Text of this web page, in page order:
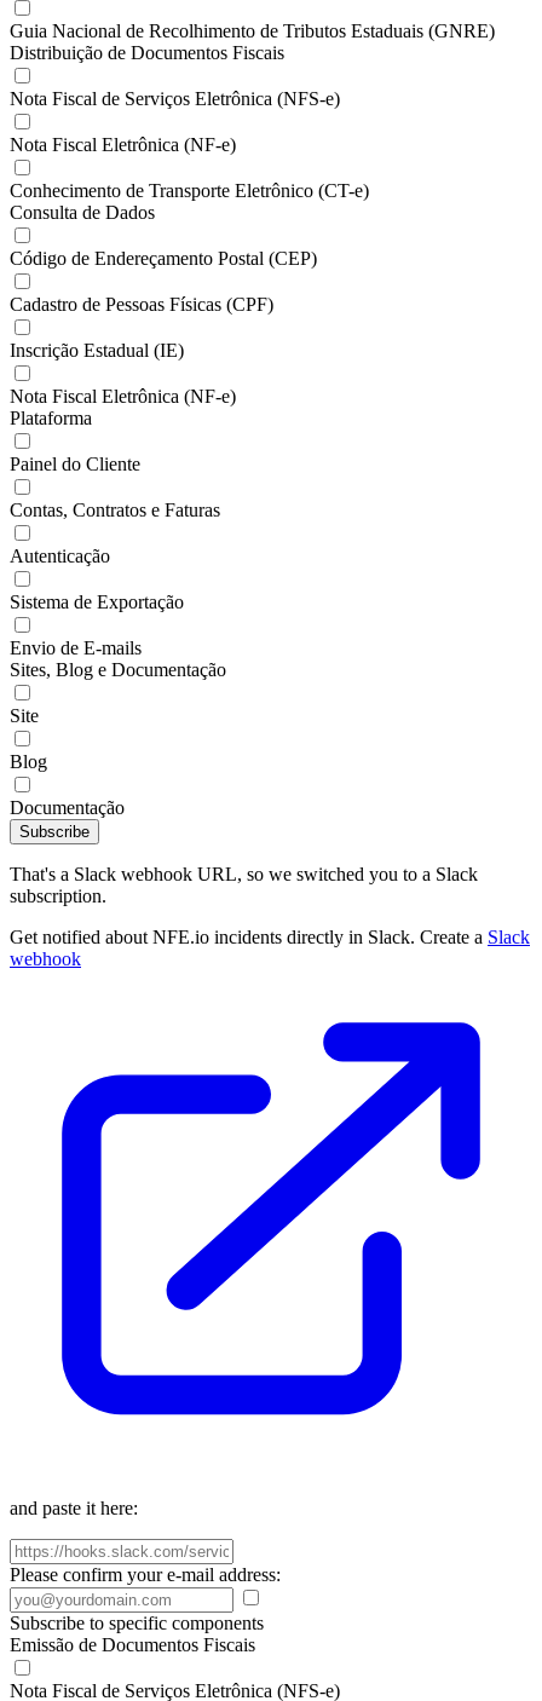
Guia Nacional de Recolhimento de Tributos Estaduais (GNRE)
Distribuição de Documentos Fiscais
Nota Fiscal de Serviços Eletrônica (NFS-e)
Nota Fiscal Eletrônica (NF-e)
Conhecimento de Transporte Eletrônico (CT-e)
Consulta de Dados
Código de Endereçamento Postal (CEP)
Cadastro de Pessoas Físicas (CPF)
Inscrição Estadual (IE)
Nota Fiscal Eletrônica (NF-e)
Plataforma
Painel do Cliente
Contas, Contratos e Faturas
Autenticação
Sistema de Exportação
Envio de E-mails
Sites, Blog e Documentação
Site
Blog
Documentação
Subscribe
That's a Slack webhook URL, so we switched you to a Slack
subscription.
Get notified about NFE.io incidents directly in Slack. Create a Slack
webhook
and paste it here:
Please confirm your e-mail address:
Subscribe to specific components
Emissão de Documentos Fiscais
Nota Fiscal de Serviços Eletrônica (NFS-e)